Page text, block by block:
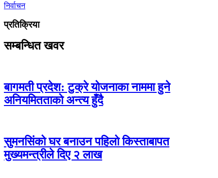
निर्वाचन
प्रतिक्रिया
सम्बन्धित खवर
बागमती प्रदेश: टुक्रे योजनाका नाममा हुने
अनियमितताको अन्त्य हुँदै
सुमनसिंको घर बनाउन पहिलो किस्ताबापत
मुख्यमन्त्रीले दिए २ लाख